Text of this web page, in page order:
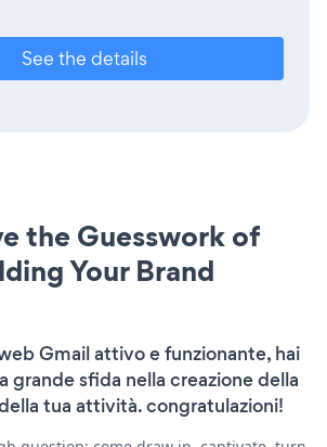
See the details
the Guesswork of
Your Brand
Gmail attivo e funzionante, hai
grande sfida nella creazione della
tua attività. congratulazioni!